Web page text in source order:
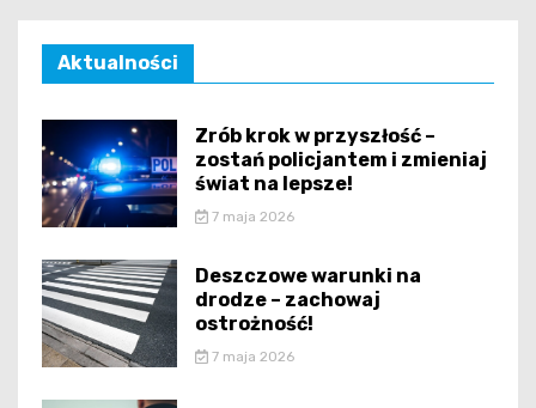
Aktualności
Zrób krok w przyszłość –
zostań policjantem i zmieniaj
świat na lepsze!
7 maja 2026
Deszczowe warunki na
drodze – zachowaj
ostrożność!
7 maja 2026